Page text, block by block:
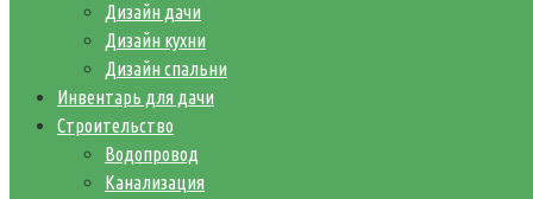
Дизайн дачи
Дизайн кухни
Дизайн спальни
Инвентарь для дачи
Строительство
Водопровод
Канализация